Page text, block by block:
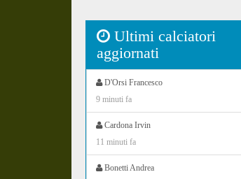
Ultimi calciatori
aggiornati
D'Orsi Francesco
9 minuti fa
Cardona Irvin
11 minuti fa
Bonetti Andrea